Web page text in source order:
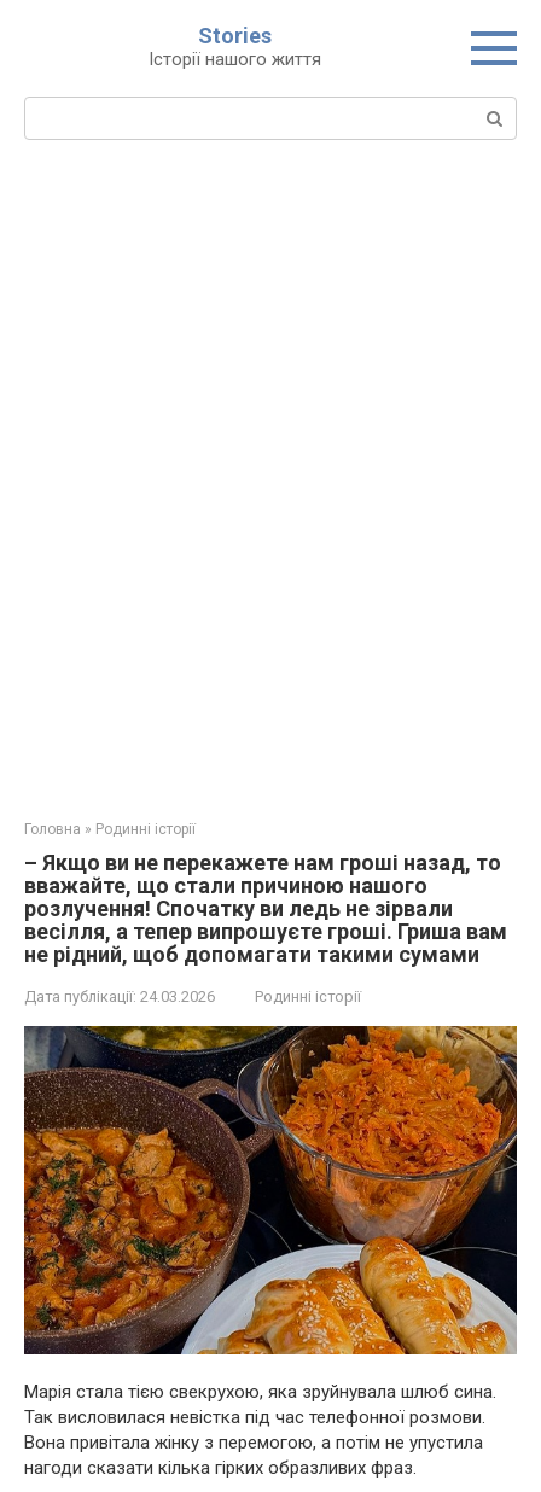
Stories
Історії нашого життя
Пошук:
Головна » Родинні історії
– Якщо ви не перекажете нам гроші назад, то
вважайте, що стали причиною нашого
розлучення! Спочатку ви ледь не зірвали
весілля, а тепер випрошуєте гроші. Гриша вам
не рідний, щоб допомагати такими сумами
Дата публікації: 24.03.2026 Родинні історії
Марія стала тією свекрухою, яка зруйнувала шлюб сина.
Так висловилася невістка під час телефонної розмови.
Вона привітала жінку з перемогою, а потім не упустила
нагоди сказати кілька гірких образливих фраз.